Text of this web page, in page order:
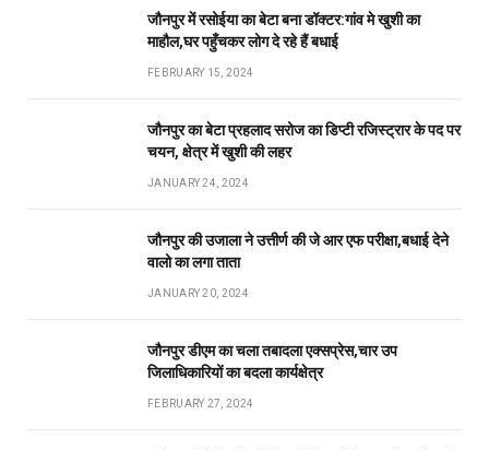
जौनपुर में रसोईया का बेटा बना डॉक्टर:गांव मे खुशी का
माहौल,घर पहुँचकर लोग दे रहे हैं बधाई
FEBRUARY 15, 2024
जौनपुर का बेटा प्रहलाद सरोज का डिप्टी रजिस्ट्रार के पद पर
चयन, क्षेत्र में खुशी की लहर
JANUARY 24, 2024
जौनपुर की उजाला ने उत्तीर्ण की जे आर एफ परीक्षा,बधाई देने
वालो का लगा ताता
JANUARY 20, 2024
जौनपुर डीएम का चला तबादला एक्सप्रेस,चार उप
जिलाधिकारियों का बदला कार्यक्षेत्र
FEBRUARY 27, 2024